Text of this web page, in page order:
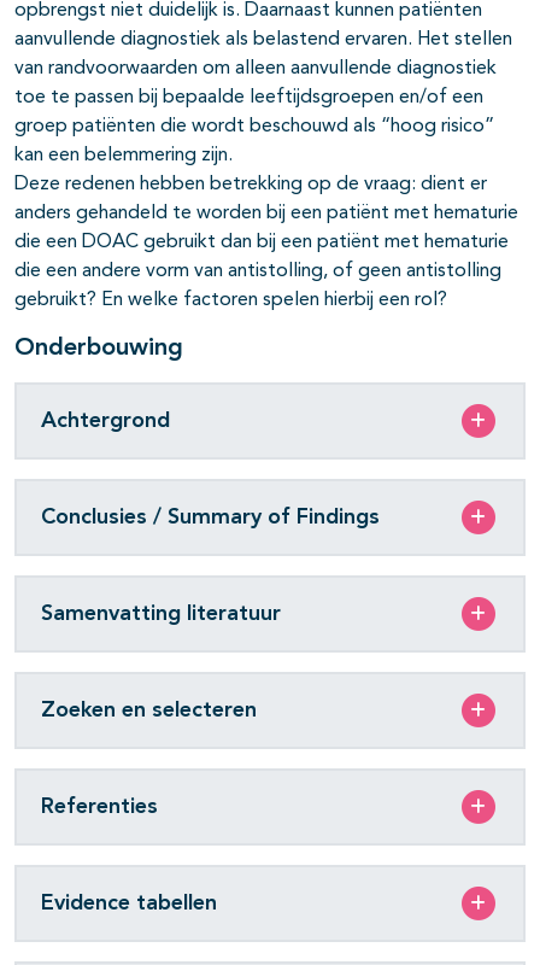
opbrengst niet duidelijk is. Daarnaast kunnen patiënten
aanvullende diagnostiek als belastend ervaren. Het stellen
van randvoorwaarden om alleen aanvullende diagnostiek
toe te passen bij bepaalde leeftijdsgroepen en/of een
groep patiënten die wordt beschouwd als “hoog risico”
kan een belemmering zijn.
Deze redenen hebben betrekking op de vraag: dient er
anders gehandeld te worden bij een patiënt met hematurie
die een DOAC gebruikt dan bij een patiënt met hematurie
die een andere vorm van antistolling, of geen antistolling
gebruikt? En welke factoren spelen hierbij een rol?
Onderbouwing
Achtergrond
Conclusies / Summary of Findings
Samenvatting literatuur
Zoeken en selecteren
Referenties
Evidence tabellen